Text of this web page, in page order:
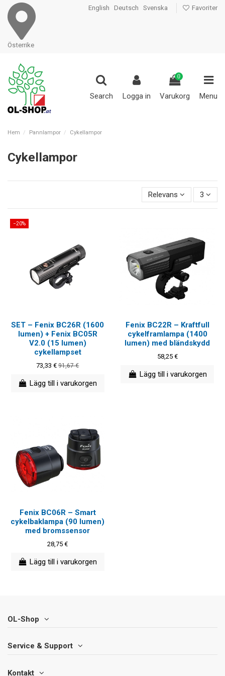
Österrike
English Deutsch Svenska Favoriter
Search Logga in
0
Varukorg Menu
Hem Pannlampor Cykellampor
Cykellampor
Relevans 3
−20%
SET – Fenix BC26R (1600
lumen) + Fenix BC05R
V2.0 (15 lumen)
cykellampset
73,33 €91,67 €
Lägg till i varukorgen
Fenix BC22R – Kraftfull
cykelframlampa (1400
lumen) med bländskydd
58,25 €
Lägg till i varukorgen
Fenix BC06R – Smart
cykelbaklampa (90 lumen)
med bromssensor
28,75 €
Lägg till i varukorgen
OL-Shop
Service & Support
Kontakt